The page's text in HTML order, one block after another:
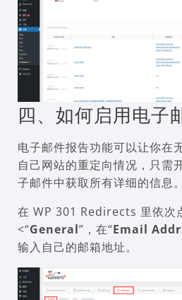
四、如何启用电子
电子邮件报告功能可以让你在
自己网站的重定向情况，只需
子邮件中获取所有详细的信息。
在 WP 301 Redirects 里依次
<“General”，在“Email
输入自己的邮箱地址。